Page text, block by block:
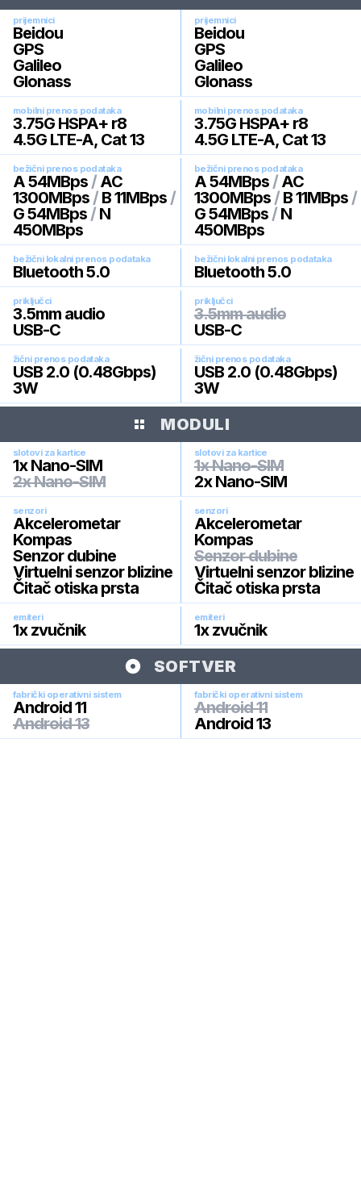
prijemnici
Beidou
GPS
Galileo
Glonass
prijemnici
Beidou
GPS
Galileo
Glonass
mobilni prenos podataka
3.75G HSPA+ r8
4.5G LTE-A, Cat 13
mobilni prenos podataka
3.75G HSPA+ r8
4.5G LTE-A, Cat 13
bežični prenos podataka
A 54MBps / AC
1300MBps / B 11MBps /
G 54MBps / N
450MBps
bežični prenos podataka
A 54MBps / AC
1300MBps / B 11MBps /
G 54MBps / N
450MBps
bežični lokalni prenos podataka
Bluetooth 5.0
bežični lokalni prenos podataka
Bluetooth 5.0
priključci
3.5mm audio
USB-C
priključci
3.5mm audio
USB-C
žični prenos podataka
USB 2.0 (0.48Gbps)
3W
žični prenos podataka
USB 2.0 (0.48Gbps)
3W
MODULI
slotovi za kartice
1x Nano-SIM
2x Nano-SIM
slotovi za kartice
1x Nano-SIM
2x Nano-SIM
senzori
Akcelerometar
Kompas
Senzor dubine
Virtuelni senzor blizine
Čitač otiska prsta
senzori
Akcelerometar
Kompas
Senzor dubine
Virtuelni senzor blizine
Čitač otiska prsta
emiteri
1x zvučnik
emiteri
1x zvučnik
SOFTVER
fabrički operativni sistem
Android 11
Android 13
fabrički operativni sistem
Android 11
Android 13